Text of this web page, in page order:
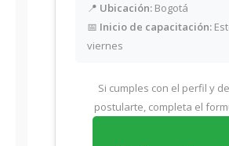
📍 Ubicación: Bogotá
📅 Inicio de capacitación:
viernes
Si cumples con el perfil y
postularte, completa el